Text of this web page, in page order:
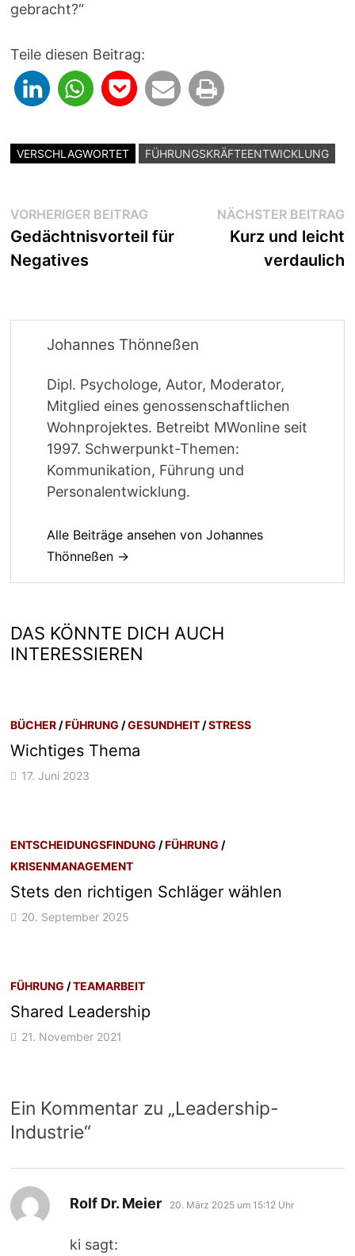
gebracht?“
Teile diesen Beitrag:
VERSCHLAGWORTET FÜHRUNGSKRÄFTEENTWICKLUNG
Beitragsnavigation
VORHERIGER BEITRAG Vorheriger
Beitrag:
Gedächtnisvorteil für
Negatives
NÄCHSTER BEITRAG
Kurz und leicht
verdaulich
Johannes Thönneßen
Dipl. Psychologe, Autor, Moderator,
Mitglied eines genossenschaftlichen
Wohnprojektes. Betreibt MWonline seit
1997. Schwerpunkt-Themen:
Kommunikation, Führung und
Personalentwicklung.
Alle Beiträge ansehen von Johannes
Thönneßen →
DAS KÖNNTE DICH AUCH
INTERESSIEREN
BÜCHER /FÜHRUNG /GESUNDHEIT /STRESS
Wichtiges Thema
17. Juni 2023
ENTSCHEIDUNGSFINDUNG /FÜHRUNG /
KRISENMANAGEMENT
Stets den richtigen Schläger wählen
20. September 2025
FÜHRUNG /TEAMARBEIT
Shared Leadership
21. November 2021
Ein Kommentar zu „Leadership-
Industrie“
Rolf Dr. Meier sagt:
20. März 2025 um 15:12 Uhr
ki sagt: